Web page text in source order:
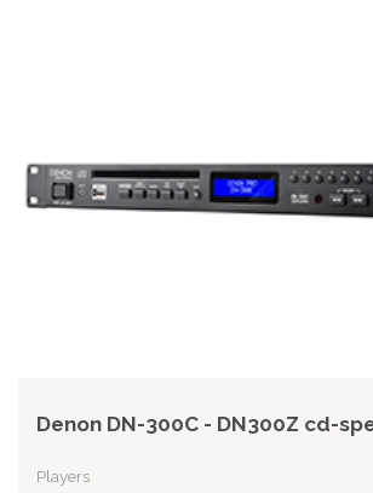
Denon DN-300C - DN300Z cd-
Players